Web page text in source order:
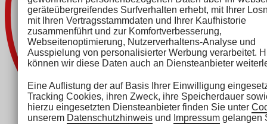
geräteübergreifendes Surfverhalten erhebt, mit Ihrer
mit Ihren Vertragsstammdaten und Ihrer Kaufhistorie
zusammenführt und zur Komfortverbesserung,
Webseitenoptimierung, Nutzerverhaltens-Analyse und
Ausspielung von personalisierter Werbung verarbeitet.
können wir diese Daten auch an Diensteanbieter
Eine Auflistung der auf Basis Ihrer Einwilligung
Tracking Cookies, ihren Zweck, ihre Speicherdauer
hierzu eingesetzten Diensteanbieter finden Sie unter
unserem Datenschutzhinweisund Impressumgelangen